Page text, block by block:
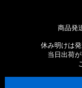
商品発
休み明けは
当日出荷